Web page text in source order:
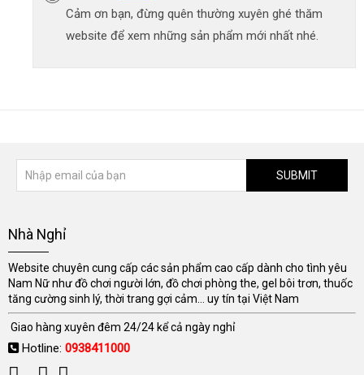
Cảm ơn bạn, đừng quên thường xuyên ghé thăm
website để xem những sản phẩm mới nhất nhé.
SUBMIT
Nhà Nghỉ
Website chuyên cung cấp các sản phẩm cao cấp dành cho tình yêu
Nam Nữ như đồ chơi người lớn, đồ chơi phòng the, gel bôi trơn, thuốc
tăng cường sinh lý, thời trang gợi cảm... uy tín tại Việt Nam
Giao hàng xuyên đêm 24/24 kể cả ngày nghỉ
Hotline: 0938411000